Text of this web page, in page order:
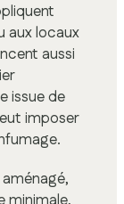
aux locaux
aussi
issue de
imposer